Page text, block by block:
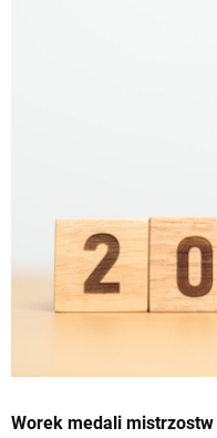
Worek medali